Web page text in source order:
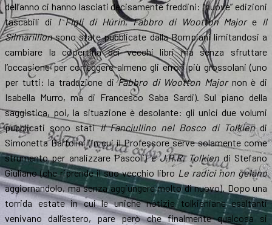
dell’anno ci hanno lasciati decisamente freddini: “nuove” edizioni
tascabili di I Figli di Húrin,Fabbro di Wootton Majore Il
Silmarillionsono state pubblicate dalla Bompiani limitandosi a
cambiare la copertina dei vecchi libri ma senza sfruttare
l’occasione per correggere almeno gli errori più grossolani (uno
per tutti: la traduzione diFabbro di Wootton Majornon è di
Isabella Murro, ma di Francesco Saba Sardi). Sul piano della
saggistica, poi, la situazione è desolante: gli unici due volumi
pubblicati sono statiIl Fanciullino nel Bosco di Tolkiendi
Simonetta Bartolini (in cui il Professore serve solamente come
strumento per analizzare Pascoli) eJ.R.R. Tolkien di Stefano
Giuliano (che riprende il suo vecchio libro Le radici non gelano
aggiornandolo, ma senza aggiungere molto di nuovo). Dopo una
torrida estate in cui le uniche notizie tolkieniane esaltanti
venivano dall’estero, pare però che finalmente qualcosa si